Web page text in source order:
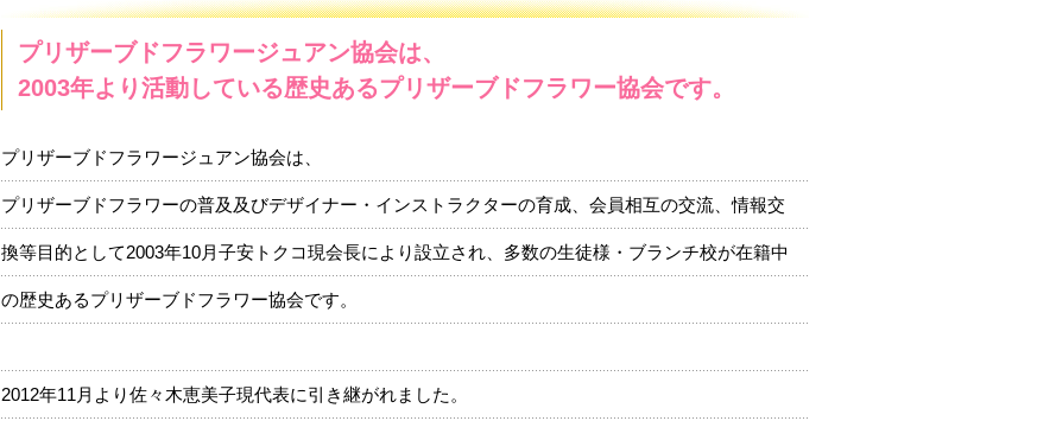
プリザーブドフラワージュアン協会は、
2003年より活動している歴史あるプリザーブドフラワー協会です。
プリザーブドフラワージュアン協会は、
プリザーブドフラワーの普及及びデザイナー・インストラクターの育成、会員相互の交流、情報交
換等目的として2003年10月子安トクコ現会長により設立され、多数の生徒様・ブランチ校が在籍中
の歴史あるプリザーブドフラワー協会です。
2012年11月より佐々木恵美子現代表に引き継がれました。